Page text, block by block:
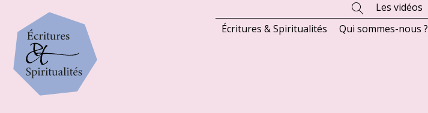
Les vidéos
Écritures & Spiritualités
Qui sommes-nous ?